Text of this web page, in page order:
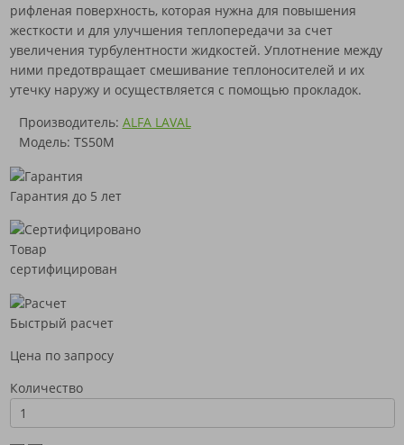
рифленая поверхность, которая нужна для повышения
жесткости и для улучшения теплопередачи за счет
увеличения турбулентности жидкостей. Уплотнение между
ними предотвращает смешивание теплоносителей и их
утечку наружу и осуществляется с помощью прокладок.
Производитель: ALFA LAVAL
Модель: TS50M
Гарантия до 5 лет
Товар
сертифицирован
Быстрый расчет
Цена по запросу
Количество